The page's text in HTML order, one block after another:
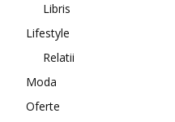
Libris
Lifestyle
Relatii
Moda
Oferte